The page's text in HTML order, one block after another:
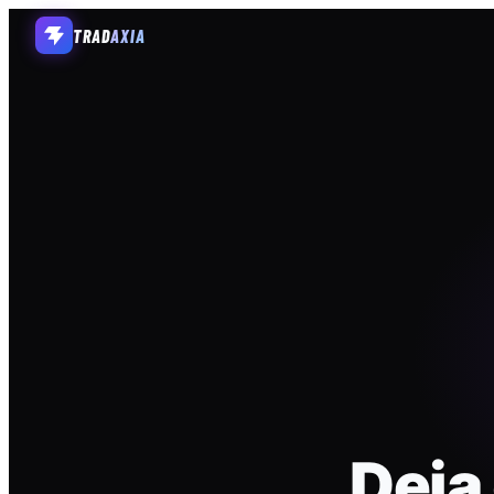
TRADAXIA